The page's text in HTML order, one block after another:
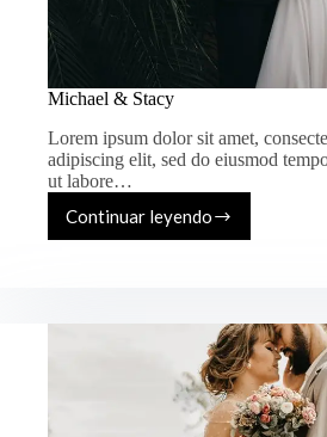
Michael & Stacy
Lorem ipsum dolor sit amet,
adipiscing elit, sed do eiusmod
ut labore…
Continuar leyendo
Michael
&